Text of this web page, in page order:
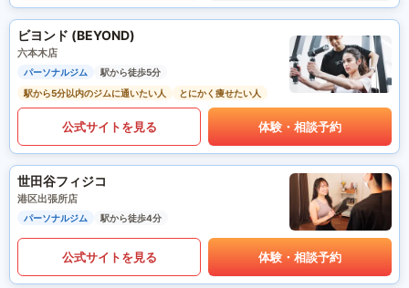
ビヨンド (BEYOND)
六本木店
パーソナルジム
駅から徒歩5分
駅から5分以内のジムに通いたい人
とにかく痩せたい人
公式サイトを見る 体験・相談予約
世田谷フィジコ
港区出張所店
パーソナルジム 駅から徒歩4分
公式サイトを見る 体験・相談予約